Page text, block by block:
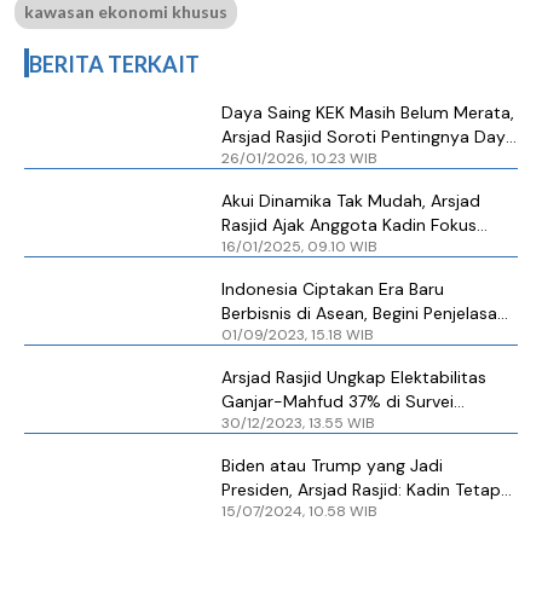
kawasan ekonomi khusus
BERITA TERKAIT
Daya Saing KEK Masih Belum Merata,
Arsjad Rasjid Soroti Pentingnya Daya
Saing
26/01/2026, 10.23 WIB
Akui Dinamika Tak Mudah, Arsjad
Rasjid Ajak Anggota Kadin Fokus
Bekerja
16/01/2025, 09.10 WIB
Indonesia Ciptakan Era Baru
Berbisnis di Asean, Begini Penjelasan
Arsjad Rasjid
01/09/2023, 15.18 WIB
Arsjad Rasjid Ungkap Elektabilitas
Ganjar-Mahfud 37% di Survei
Internal
30/12/2023, 13.55 WIB
Biden atau Trump yang Jadi
Presiden, Arsjad Rasjid: Kadin Tetap
Kerja Sama dengan AS
15/07/2024, 10.58 WIB